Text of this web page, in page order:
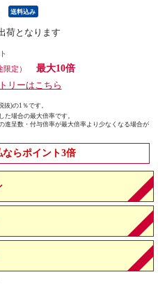
送料込み
荷となります
限定）
最大10倍
リーはこちら
)の1％です。
た場合の最大倍率です。
進呈数・付与倍率が最大倍率より少なくなる場合が
らポイント3倍